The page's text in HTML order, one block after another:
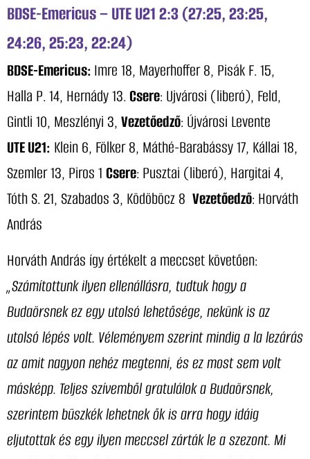
BDSE-Emericus – UTE U21 2:3 (27:25, 23:25,
24:26, 25:23, 22:24)
BDSE-Emericus:Imre 18, Mayerhoffer 8, Pisák F. 15,
Halla P. 14, Hernády 13.Csere: Ujvárosi (liberó), Feld,
Gintli 10, Meszlényi 3,Vezetőedző: Újvárosi Levente
UTE U21: Klein 6, Fölker 8, Máthé-Barabássy 17, Kállai 18,
Szemler 13, Piros 1Csere: Pusztai (liberó), Hargitai 4,
Tóth S. 21, Szabados 3, Ködöböcz 8 Vezetőedző: Horváth
András
Horváth András így értékelt a meccset követően:
„Számítottunk ilyen ellenállásra, tudtuk hogy a
Budaörsnek ez egy utolsó lehetősége, nekünk is az
utolsó lépés volt. Véleményem szerint mindig a la lezárás
az amit nagyon nehéz megtenni, és ez most sem volt
másképp. Teljes szívemből gratulálok a Budaörsnek,
szerintem büszkék lehetnek ők is arra hogy idáig
eljutottak és egy ilyen meccsel zárták le a szezont. Mi